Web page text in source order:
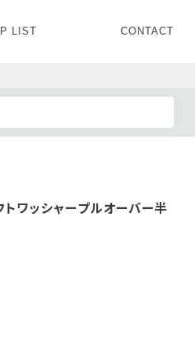
BOTTOMSSKIRT
LIST CONTACT
トワッシャープルオーバー半